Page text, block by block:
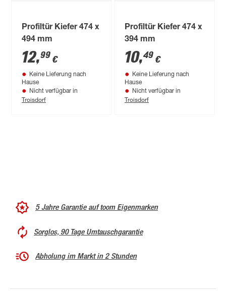
Profiltür Kiefer 474 x
494 mm
12,99 €
Keine Lieferung nach
Hause
Nicht verfügbar in
Troisdorf
Profiltür Kiefer 474 x
394 mm
10,49 €
Keine Lieferung nach
Hause
Nicht verfügbar in
Troisdorf
5 Jahre Garantie auf toom Eigenmarken
Sorglos, 90 Tage Umtauschgarantie
Abholung im Markt in 2 Stunden